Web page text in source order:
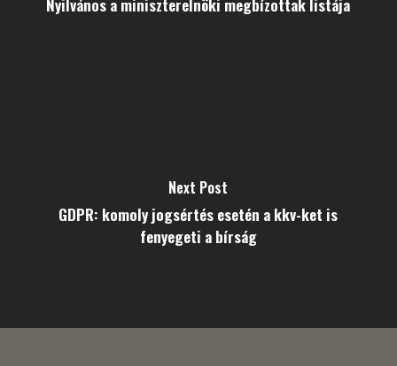
Next Post
GDPR: komoly jogsértés esetén a kkv-ket is
fenyegeti a bírság